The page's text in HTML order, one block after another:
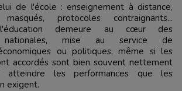
de l'école : enseignement à distance,
protocoles contraignants...
l'éducation demeure au cœur des
nationales, mise au service de
ou politiques, même si les
accordés sont bien souvent nettement
atteindre les performances que les
exigent.